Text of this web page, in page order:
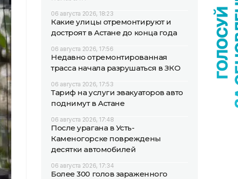
06 августа 2026, 18:23
Какие улицы отремонтируют и
достроят в Астане до конца года
06 августа 2026, 17:56
Недавно отремонтированная
трасса начала разрушаться в ЗКО
06 августа 2026, 17:53
Тариф на услуги эвакуаторов авто
поднимут в Астане
06 августа 2026, 17:48
После урагана в Усть-
Каменогорске повреждены
десятки автомобилей
06 августа 2026, 17:34
Более 300 голов зараженного